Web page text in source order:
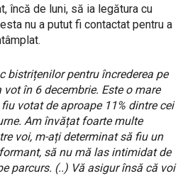
încă de luni, să ia legătura cu
nu a putut fi contactat pentru a
bistrițenilor pentru încrederea pe
în 6 decembrie. Este o mare
votat de aproape 11% dintre cei
Am învățat foarte multe
voi, m-ați determinat să fiu un
să nu mă las intimidat de
parcurs. (..) Vă asigur însă că voi